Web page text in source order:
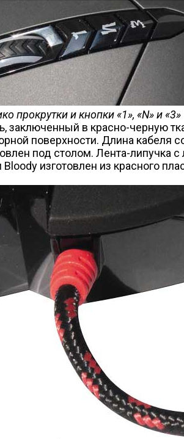
прокрутки и кнопки «1», «N» и «3»
в красно-черную
поверхности. Длина кабеля
под столом. Лента-липучка
изготовлен из красного